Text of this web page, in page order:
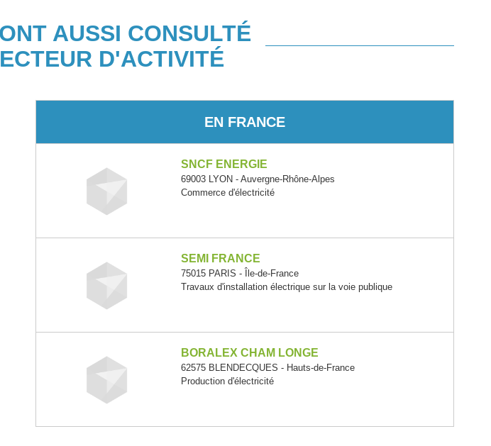
AUSSI CONSULTÉ
D'ACTIVITÉ
EN FRANCE
SNCF ENERGIE
69003 LYON - Auvergne-Rhône-Alpes
Commerce d'électricité
SEMI FRANCE
75015 PARIS - Île-de-France
Travaux d'installation électrique sur la voie publique
BORALEX CHAM LONGE
62575 BLENDECQUES - Hauts-de-France
Production d'électricité